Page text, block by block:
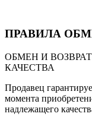
ПРАВИЛА
ОБМЕН И
КАЧЕСТВА
Продавец
момента
надлежащего